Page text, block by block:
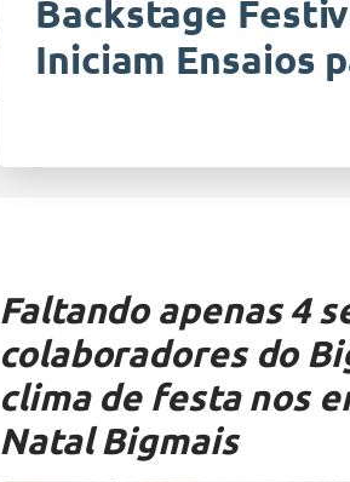
Backstage
Iniciam Ensaios
Faltando apenas 4
colaboradores do
clima de festa nos
Natal Bigmais